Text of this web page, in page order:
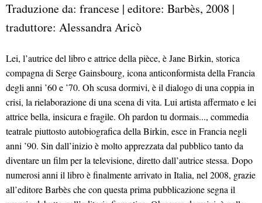
Traduzione da: francese | editore: Barbès, 2008 |
traduttore: Alessandra Aricò
Lei, l’autrice del libro e attrice della pièce, è Jane Birkin, storica
compagna di Serge Gainsbourg, icona anticonformista della Francia
degli anni ’60 e ’70. Oh scusa dormivi, è il dialogo di una coppia in
crisi, la rielaborazione di una scena di vita. Lui artista affermato e lei
attrice bella, insicura e fragile. Oh pardon tu dormais..., commedia
teatrale piuttosto autobiografica della Birkin, esce in Francia negli
anni ’90. Sin dall’inizio è molto apprezzata dal pubblico tanto da
diventare un film per la televisione, diretto dall’autrice stessa. Dopo
numerosi anni il libro è finalmente arrivato in Italia, nel 2008, grazie
all’editore Barbès che con questa prima pubblicazione segna il